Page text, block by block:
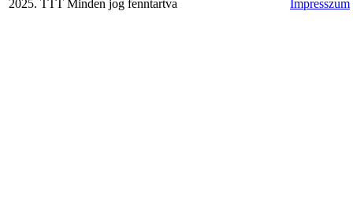
2025. TTT Minden jog fenntartva Impresszum